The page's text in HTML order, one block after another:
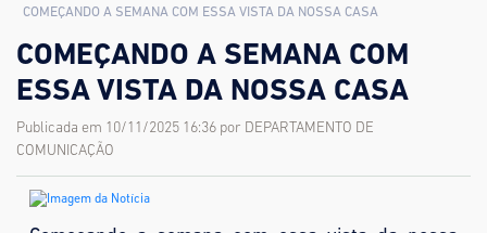
COMEÇANDO A SEMANA COM ESSA VISTA DA NOSSA CASA
COMEÇANDO A SEMANA COM
ESSA VISTA DA NOSSA CASA
Publicada em 10/11/2025 16:36 por DEPARTAMENTO DE
COMUNICAÇÃO